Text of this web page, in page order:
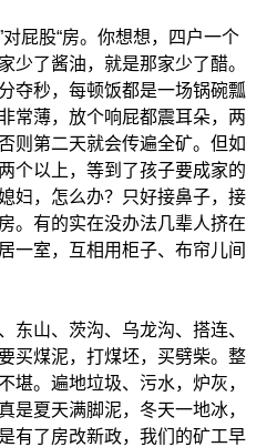
股“房。你想想，四户一个
少了酱油，就是那家少了醋。
夺秒，每顿饭都是一场锅碗瓢
常薄，放个响屁都震耳朵，两
则第二天就会传遍全矿。但如
个以上，等到了孩子要成家的
妇，怎么办？只好接鼻子，接
。有的实在没办法几辈人挤在
一室，互相用柜子、布帘儿间
山、茨沟、乌龙沟、搭连、
买煤泥，打煤坯，买劈柴。整
堪。遍地垃圾、污水，炉灰，
是夏天满脚泥，冬天一地冰，
有了房改新政，我们的矿工早